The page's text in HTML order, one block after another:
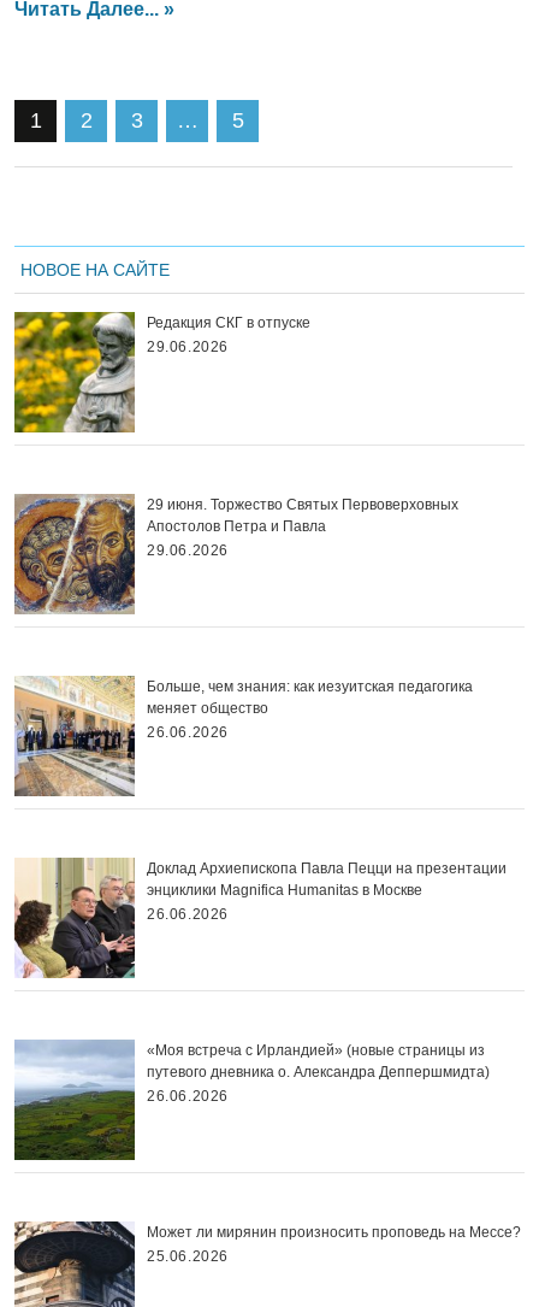
Читать Далее... »
1 2 3 … 5
НОВОЕ НА САЙТЕ
Редакция СКГ в отпуске
29.06.2026
29 июня. Торжество Святых Первоверховных
Апостолов Петра и Павла
29.06.2026
Больше, чем знания: как иезуитская педагогика
меняет общество
26.06.2026
Доклад Архиепископа Павла Пецци на презентации
энциклики Magnifica Нumanitas в Москве
26.06.2026
«Моя встреча с Ирландией» (новые страницы из
путевого дневника о. Александра Деппершмидта)
26.06.2026
Может ли мирянин произносить проповедь на Мессе?
25.06.2026